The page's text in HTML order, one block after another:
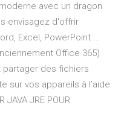
avec un dragon
envisagez d'offrir
Excel, PowerPoint ...
Office 365)
des fichiers
sur vos appareils à l’aide
JAVA JRE POUR